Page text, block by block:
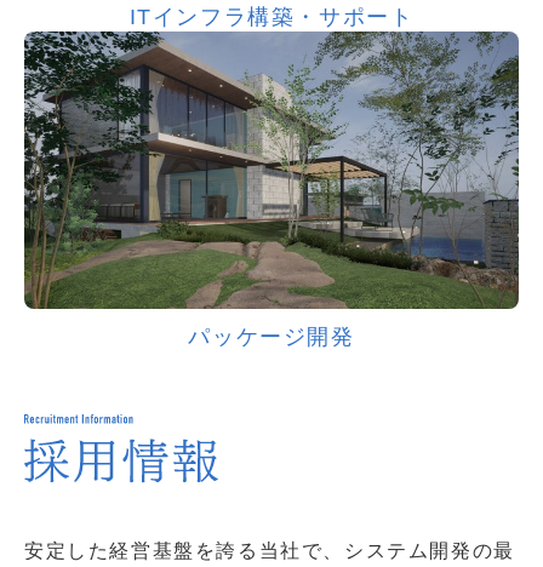
ITインフラ構築・サポート
パッケージ開発
安定した経営基盤を誇る当社で、システム開発の最